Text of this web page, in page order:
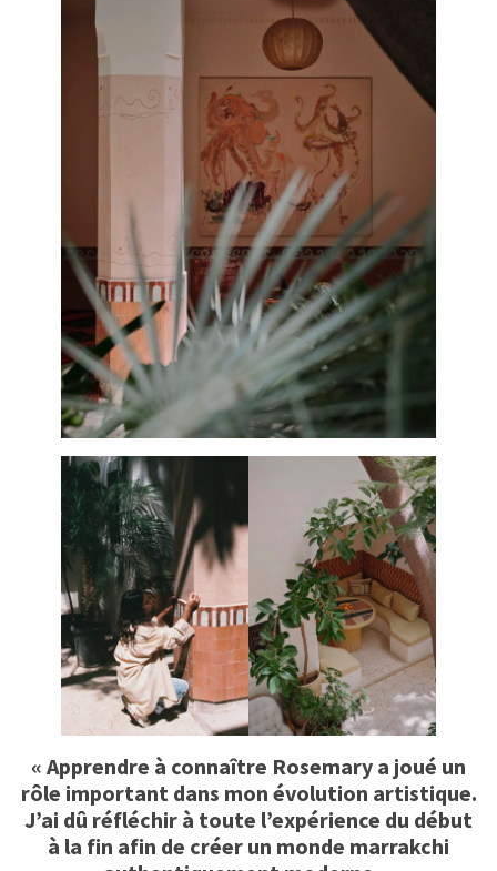
« Apprendre à connaître Rosemary a joué un
rôle important dans mon évolution artistique.
J’ai dû réfléchir à toute l’expérience du début
à la fin afin de créer un monde marrakchi